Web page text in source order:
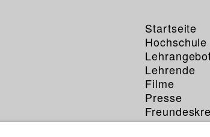
Startseite
Hochschule
Lehrende
Filme
Presse
Service